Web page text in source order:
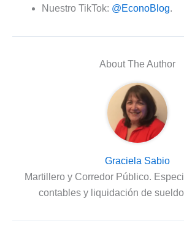
Nuestro TikTok: @EconoBlog.
About The Author
Graciela Sabio
Martillero y Corredor Público.
contables y liquidación de